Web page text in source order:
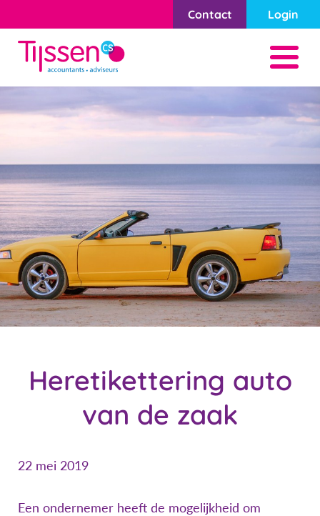
Contact Login
Heretikettering auto
van de zaak
22 mei 2019
Een ondernemer heeft de mogelijkheid om